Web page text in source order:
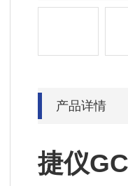
产品详情
捷仪